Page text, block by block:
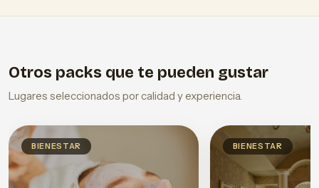
Otros packs que te pueden gustar
Lugares seleccionados por calidad y experiencia.
BIENESTAR BIENESTAR